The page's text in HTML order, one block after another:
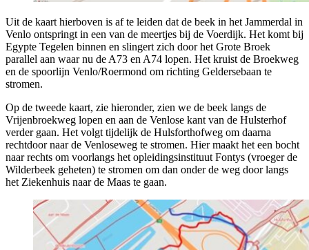
Uit de kaart hierboven is af te leiden dat de beek in het Jammerdal in
Venlo ontspringt in een van de meertjes bij de Voerdijk. Het komt bij
Egypte Tegelen binnen en slingert zich door het Grote Broek
parallel aan waar nu de A73 en A74 lopen. Het kruist de Broekweg
en de spoorlijn Venlo/Roermond om richting Geldersebaan te
stromen.
Op de tweede kaart, zie hieronder, zien we de beek langs de
Vrijenbroekweg lopen en aan de Venlose kant van de Hulsterhof
verder gaan. Het volgt tijdelijk de Hulsforthofweg om daarna
rechtdoor naar de Venloseweg te stromen. Hier maakt het een bocht
naar rechts om voorlangs het opleidingsinstituut Fontys (vroeger de
Wilderbeek geheten) te stromen om dan onder de weg door langs
het Ziekenhuis naar de Maas te gaan.